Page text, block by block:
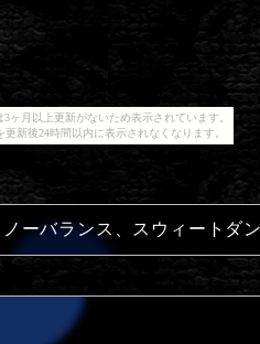
3ヶ月以上更新がないため表示されています。
更新後24時間以内に表示されなくなります。
ーバランス、スウィートダ